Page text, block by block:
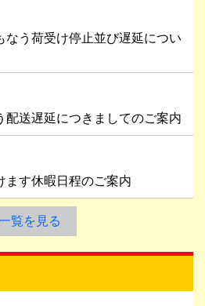
なう荷受け停止並び遅延につい
配送遅延につきましてのご案内
ます休暇日程のご案内
覧を見る